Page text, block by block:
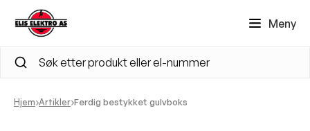
Meny
Hjem›Artikler›Ferdig bestykket gulvboks